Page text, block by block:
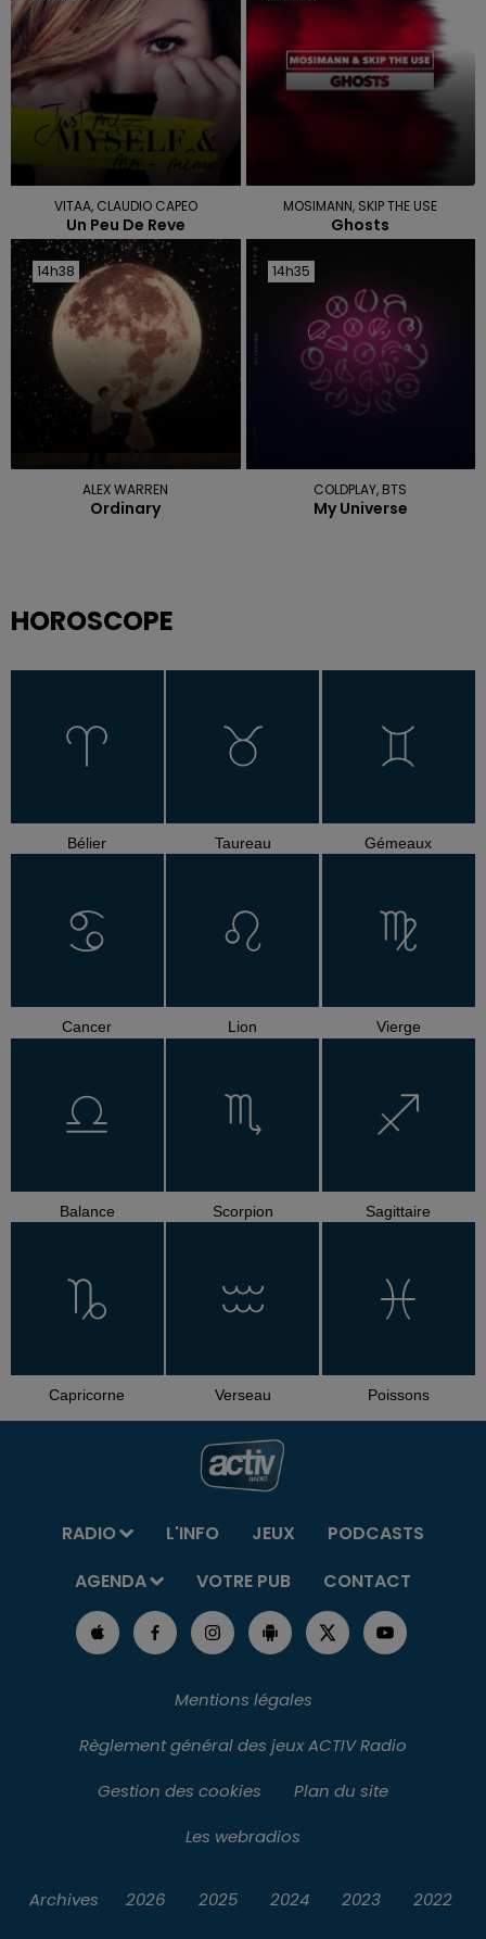
VITAA, CLAUDIO CAPEO
Un Peu De Reve
MOSIMANN, SKIP THE USE
Ghosts
14h38
14h38
ALEX WARREN
Ordinary
14h35
14h35
COLDPLAY, BTS
My Universe
HOROSCOPE
Bélier Taureau Gémeaux
Cancer Lion Vierge
Balance Scorpion Sagittaire
Capricorne Verseau Poissons
RADIO L'INFO JEUX
PODCASTS
AGENDA
VOTRE PUB CONTACT
Mentions légales
Règlement général des jeux ACTIV Radio
Gestion des cookies
Plan du site
Les webradios
Archives 2026 2025 2024 2023 2022